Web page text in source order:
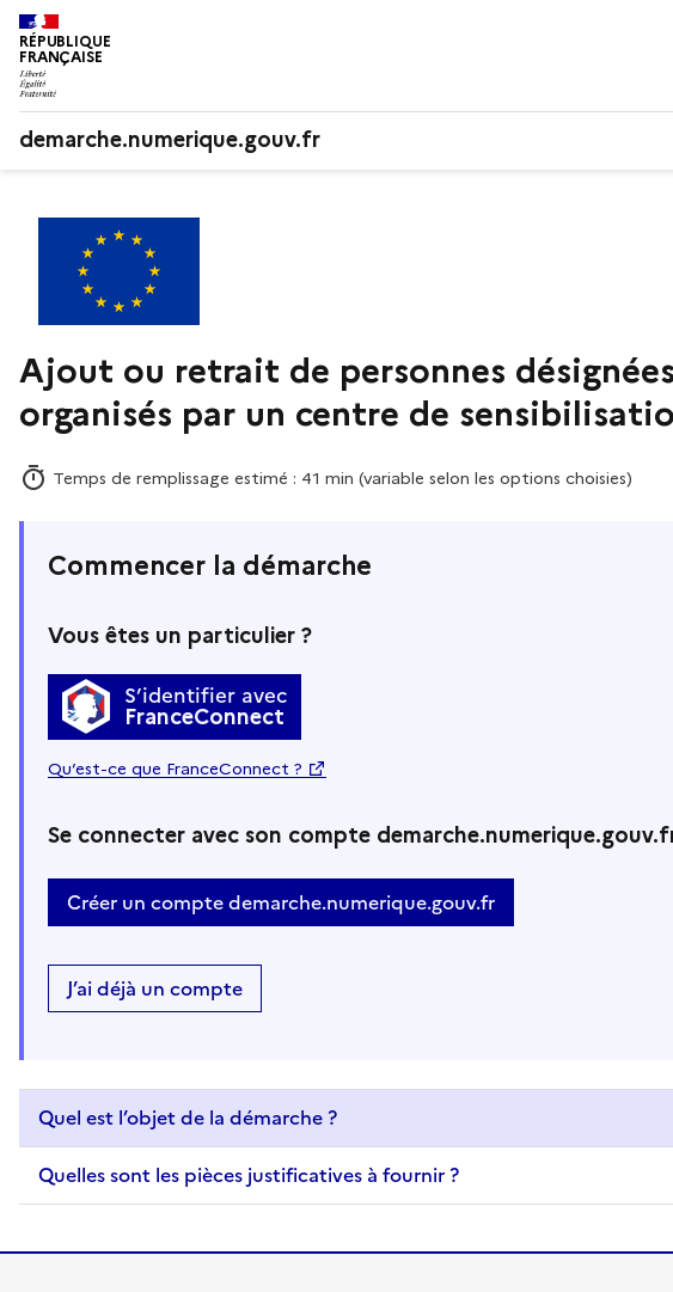
RÉPUBLIQUE
FRANÇAISE
demarche.numerique.gouv.fr
Ajout ou retrait de personnes
organisés par un centre de
Temps de remplissage estimé : 41 min (variable selon les options choisies)
Commencer la démarche
Vous êtes un particulier ?
S’identifier avec
FranceConnect
Qu’est-ce que FranceConnect ?
Se connecter avec son compte
Créer un compte demarche.numerique.gouv.fr
J’ai déjà un compte
Quel est l’objet de la démarche ?
Quelles sont les pièces justificatives à fournir ?